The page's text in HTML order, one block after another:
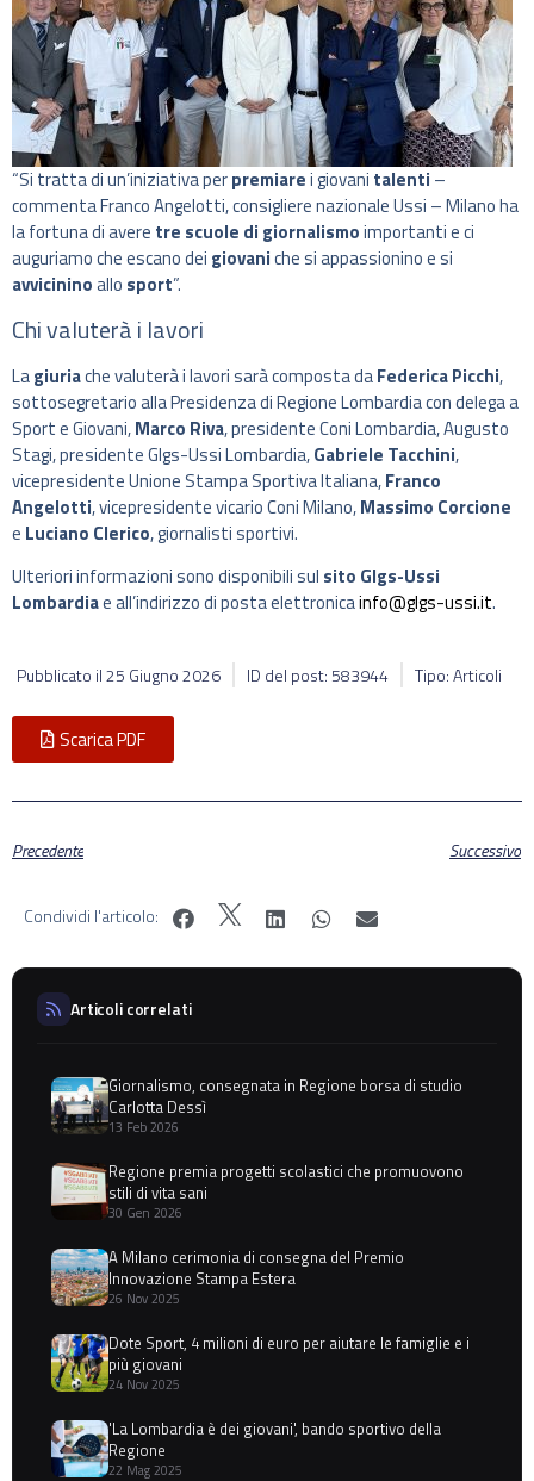
“Si tratta di un’iniziativa perpremiarei giovani talenti –
commenta Franco Angelotti, consigliere nazionale Ussi – Milano ha
la fortuna di avere tre scuole di giornalismoimportanti e ci
auguriamo che escano dei giovaniche si appassionino e si
avvicininoallo sport”.
Chi valuterà i lavori
Lagiuriache valuterà i lavori sarà composta daFederica Picchi,
sottosegretario alla Presidenza di Regione Lombardia con delega a
Sport e Giovani,Marco Riva, presidente Coni Lombardia, Augusto
Stagi, presidente Glgs-Ussi Lombardia,Gabriele Tacchini,
vicepresidente Unione Stampa Sportiva Italiana,Franco
Angelotti, vicepresidente vicario Coni Milano,Massimo Corcione
e Luciano Clerico, giornalisti sportivi.
Ulteriori informazioni sono disponibili sul sito Glgs-Ussi
Lombardiae all’indirizzo di posta elettronicainfo@glgs-ussi.it.
Pubblicato il25 Giugno 2026 ID del post: 583944 Tipo: Articoli
Scarica PDF
Precedente Successivo
Condividi l'articolo:
Articoli correlati
Giornalismo, consegnata in Regione borsa di studio
Carlotta Dessì
13 Feb 2026
Regione premia progetti scolastici che promuovono
stili di vita sani
30 Gen 2026
A Milano cerimonia di consegna del Premio
Innovazione Stampa Estera
26 Nov 2025
Dote Sport, 4 milioni di euro per aiutare le famiglie e i
più giovani
24 Nov 2025
'La Lombardia è dei giovani', bando sportivo della
Regione
22 Mag 2025